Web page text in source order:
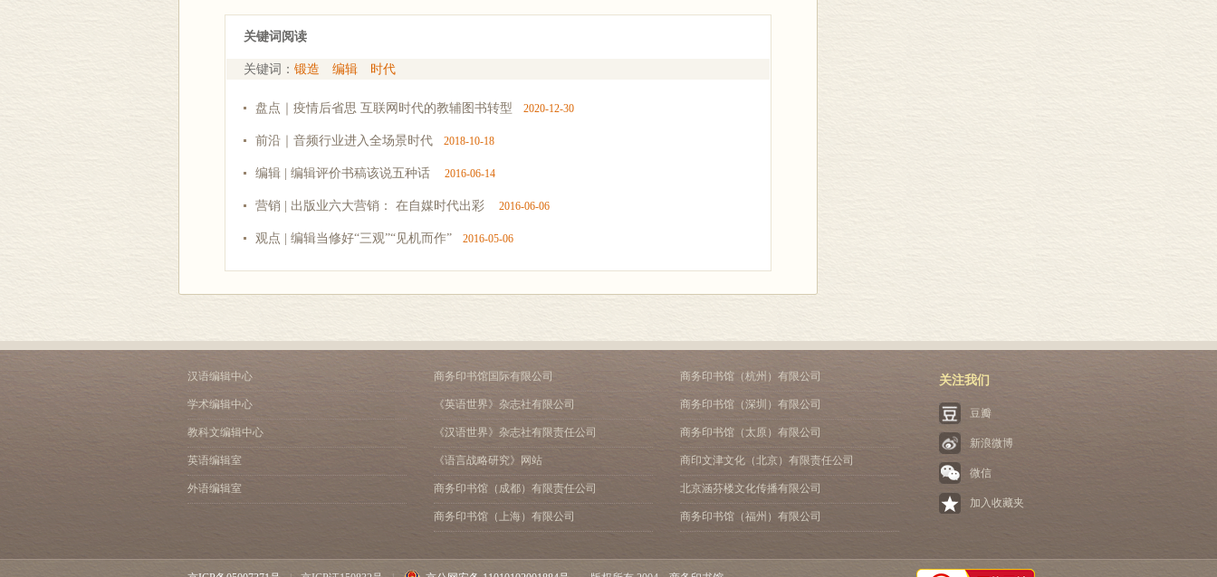
关键词阅读
关键词： 锻造 编辑 时代
盘点｜疫情后省思 互联网时代的教辅图书转型 2020-12-30
前沿｜音频行业进入全场景时代 2018-10-18
编辑 | 编辑评价书稿该说五种话 2016-06-14
营销 | 出版业六大营销： 在自媒时代出彩 2016-06-06
观点 | 编辑当修好“三观”“见机而作” 2016-05-06
汉语编辑中心
学术编辑中心
教科文编辑中心
英语编辑室
外语编辑室
商务印书馆国际有限公司
《英语世界》杂志社有限公司
《汉语世界》杂志社有限责任公司
《语言战略研究》网站
商务印书馆（成都）有限责任公司
商务印书馆（上海）有限公司
商务印书馆（杭州）有限公司
商务印书馆（深圳）有限公司
商务印书馆（太原）有限公司
商印文津文化（北京）有限责任公司
北京涵芬楼文化传播有限公司
商务印书馆（福州）有限公司
关注我们
豆瓣
新浪微博
微信
加入收藏夹